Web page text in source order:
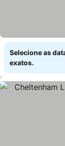
Selecione as
exatos.